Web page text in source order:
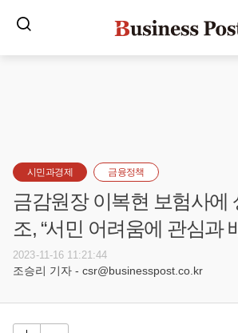
시민과경제 금융정책
금감원장 이복현 보험사에
조, “서민 어려움에 관심과
2023-11-16 11:21:44
조승리 기자 - csr@businesspost.co.kr